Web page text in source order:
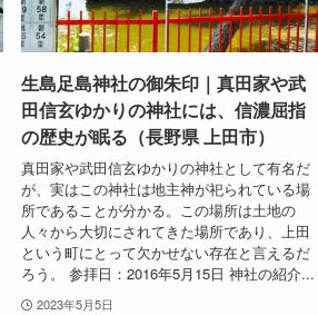
生島足島神社の御朱印｜真田家や武
田信玄ゆかりの神社には、信濃屈指
の歴史が眠る（長野県 上田市）
真田家や武田信玄ゆかりの神社として有名だ
が、実はこの神社は地主神が祀られている場
所であることが分かる。この場所は土地の
人々から大切にされてきた場所であり、上田
という町にとって欠かせない存在と言えるだ
ろう。 参拝日：2016年5月15日 神社の紹介...
2023年5月5日